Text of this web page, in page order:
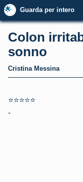
🌟 Guarda per intero
Colon
sonno
Cristina Messina
⭐⭐⭐⭐⭐
-